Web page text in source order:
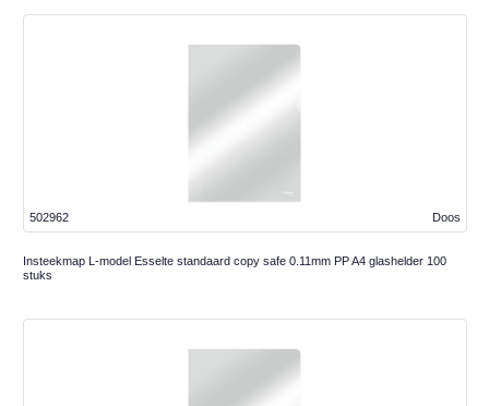
Doos
502962
Insteekmap L-model Esselte standaard copy safe 0.11mm PP A4 glashelder 100
stuks